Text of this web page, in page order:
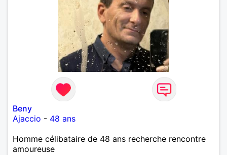
Beny
Ajaccio - 48 ans
Homme célibataire de 48 ans recherche rencontre
amoureuse